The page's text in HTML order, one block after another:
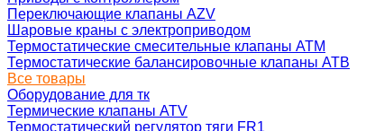
Переключающие клапаны AZV
Шаровые краны с электроприводом
Термостатические смесительные клапаны ATM
Термостатические балансировочные клапаны ATB
Все товары
Оборудование для тк
Термические клапаны ATV
Термостатический регулятор тяги FR1